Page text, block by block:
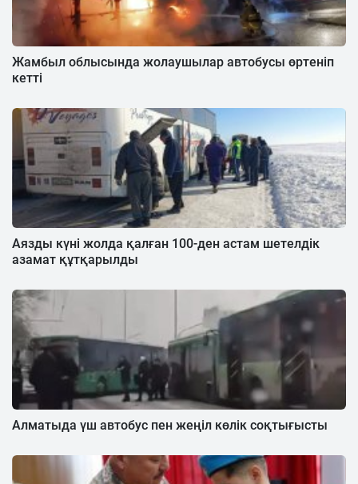
Жамбыл облысында жолаушылар автобусы өртеніп
кетті
Аязды күні жолда қалған 100-ден астам шетелдік
азамат құтқарылды
Алматыда үш автобус пен жеңіл көлік соқтығысты